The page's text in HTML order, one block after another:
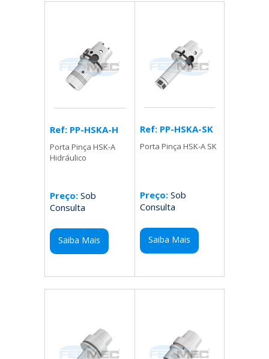
Ref: PP-HSKA-H
Porta Pinça HSK-A
Hidráulico
Preço: Sob
Consulta
Saiba Mais
Ref: PP-HSKA-SK
Porta Pinça HSK-A SK
Preço:Sob
Consulta
Saiba Mais